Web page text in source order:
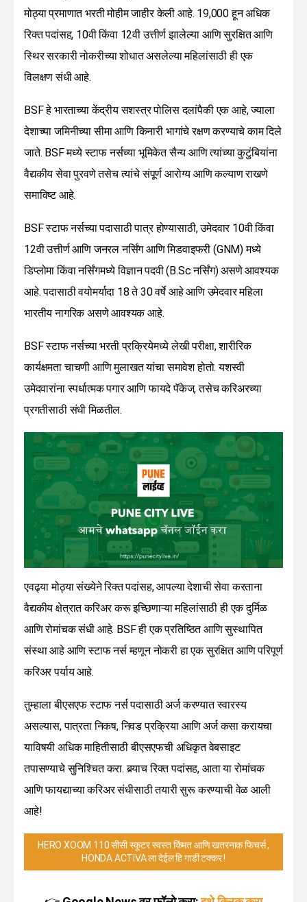
मोठ्या प्रमाणात भरती मोहीम जाहीर केली आहे. 19,000 हून अधिक
रिक्त पदांसह, 10वी किंवा 12वी उत्तीर्ण झालेल्या आणि सुरक्षित आणि
स्थिर सरकारी नोकरीच्या शोधात असलेल्या महिलांसाठी ही एक
विलक्षण संधी आहे.
BSF हे भारताच्या केंद्रीय सशस्त्र पोलिस दलांपैकी एक आहे, ज्याला
देशाच्या जमिनीच्या सीमा आणि किनारी भागांचे रक्षण करण्याचे काम दिले
जाते. BSF मध्ये स्टाफ नर्सच्या भूमिकेत सैन्य आणि त्यांच्या कुटुंबियांना
वैद्यकीय सेवा पुरवणे तसेच त्यांचे संपूर्ण आरोग्य आणि कल्याण राखणे
समाविष्ट आहे.
BSF स्टाफ नर्सच्या पदासाठी पात्र होण्यासाठी, उमेदवार 10वी किंवा
12वी उत्तीर्ण आणि जनरल नर्सिंग आणि मिडवाइफरी (GNM) मध्ये
डिप्लोमा किंवा नर्सिंगमध्ये विज्ञान पदवी (B.Sc नर्सिंग) असणे आवश्यक
आहे. पदासाठी वयोमर्यादा 18 ते 30 वर्षे आहे आणि उमेदवार महिला
भारतीय नागरिक असणे आवश्यक आहे.
BSF स्टाफ नर्सच्या भरती प्रक्रियेमध्ये लेखी परीक्षा, शारीरिक
कार्यक्षमता चाचणी आणि मुलाखत यांचा समावेश होतो. यशस्वी
उमेदवारांना स्पर्धात्मक पगार आणि फायदे पॅकेज, तसेच करिअरच्या
प्रगतीसाठी संधी मिळतील.
एवढ्या मोठ्या संख्येने रिक्त पदांसह, आपल्या देशाची सेवा करताना
वैद्यकीय क्षेत्रात करिअर करू इच्छिणाऱ्या महिलांसाठी ही एक दुर्मिळ
आणि रोमांचक संधी आहे. BSF ही एक प्रतिष्ठित आणि सुस्थापित
संस्था आहे आणि स्टाफ नर्स म्हणून नोकरी हा एक सुरक्षित आणि परिपूर्ण
करिअर पर्याय आहे.
तुम्हाला बीएसएफ स्टाफ नर्स पदासाठी अर्ज करण्यात स्वारस्य
असल्यास, पात्रता निकष, निवड प्रक्रिया आणि अर्ज कसा करायचा
याविषयी अधिक माहितीसाठी बीएसएफची अधिकृत वेबसाइट
तपासण्याचे सुनिश्चित करा. बर्‍याच रिक्त पदांसह, आता या रोमांचक
आणि फायद्याच्या करिअर संधीसाठी तयारी सुरू करण्याची वेळ आली
आहे!
HERO XOOM 110 सीसी स्कूटर स्वस्त किंमत आणि खतरनाक फिचर्स ,
HONDA ACTIVA ला देईल हि गाडी टक्कर !